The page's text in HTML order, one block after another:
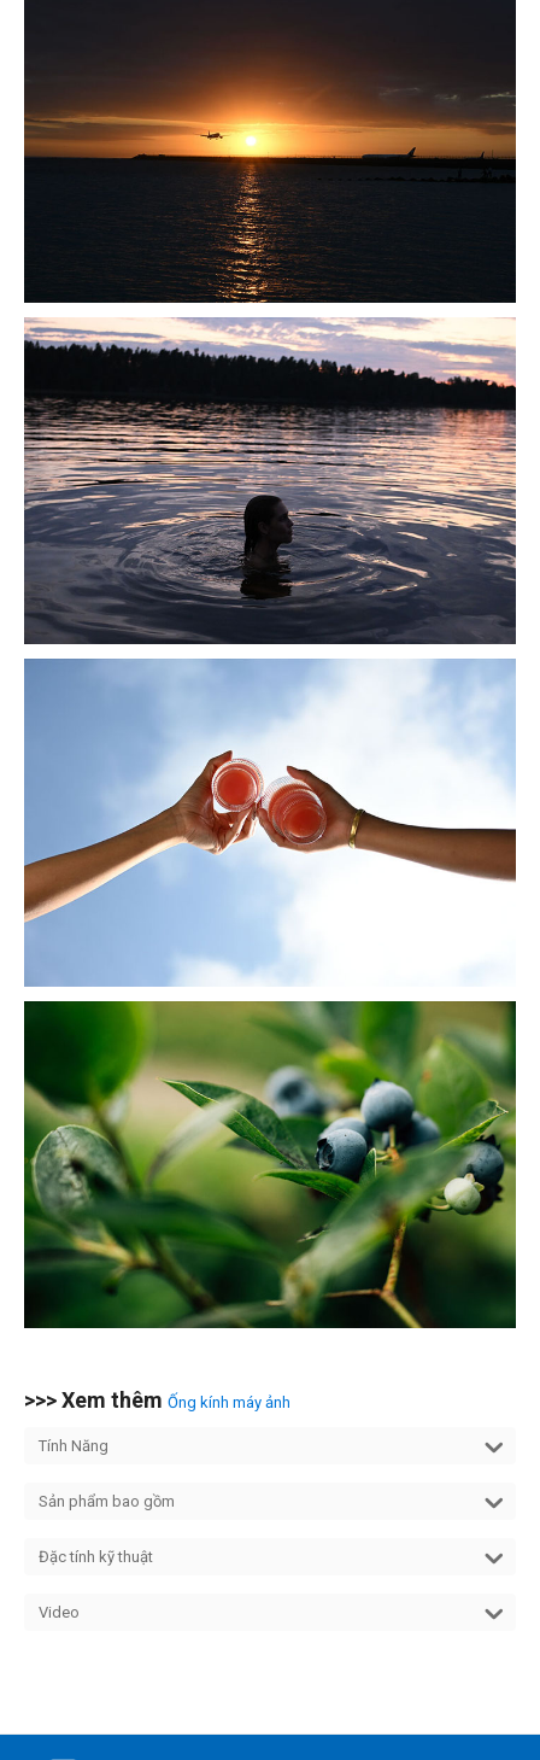
>>> Xem thêm Ống kính máy ảnh
Tính Năng
Sản phẩm bao gồm
Đặc tính kỹ thuật
Video